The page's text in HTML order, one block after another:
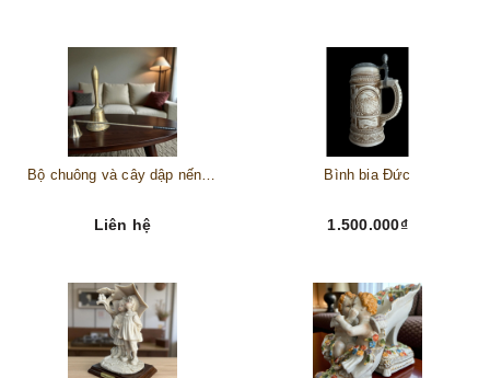
Bộ chuông và cây dập nến đồng
Liên hệ
Bình bia Đức
1.500.000₫